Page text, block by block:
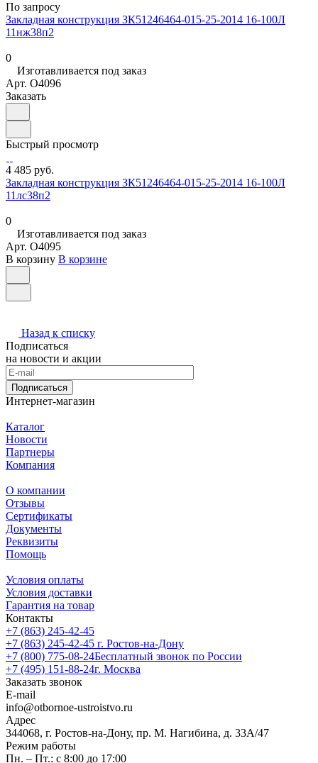
По запросу
Закладная конструкция ЗК51246464-015-25-2014 16-100Л
11нж38п2
0
Изготавливается под заказ
Арт. O4096
Заказать
Быстрый просмотр
4 485 руб.
Закладная конструкция ЗК51246464-015-25-2014 16-100Л
11лс38п2
0
Изготавливается под заказ
Арт. O4095
В корзину В корзине
Назад к списку
Подписаться
на новости и акции
Подписаться
Интернет-магазин
Каталог
Новости
Партнеры
Компания
О компании
Отзывы
Сертификаты
Документы
Реквизиты
Помощь
Условия оплаты
Условия доставки
Гарантия на товар
Контакты
+7 (863) 245-42-45
+7 (863) 245-42-45 г. Ростов-на-Дону
+7 (800) 775-08-24Бесплатный звонок по России
+7 (495) 151-88-24г. Москва
Заказать звонок
E-mail
info@otbornoe-ustroistvo.ru
Адрес
344068, г. Ростов-на-Дону, пр. М. Нагибина, д. 33А/47
Режим работы
Пн. – Пт.: с 8:00 до 17:00